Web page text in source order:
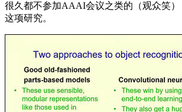
很久都不参加AAAI会议之类的（观众笑
这项研究。